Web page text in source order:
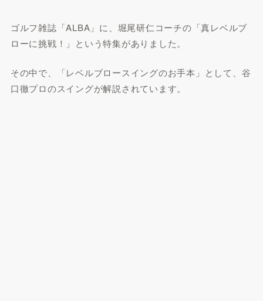
ゴルフ雑誌「ALBA」に、堀尾研仁コーチの「真レベルブ
ローに挑戦！」という特集がありました。
その中で、「レベルブロースイングのお手本」として、谷
口徹プロのスイングが解説されています。